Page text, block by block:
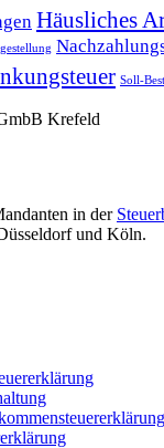
Häusliches
Soll-
in der
und Köln.